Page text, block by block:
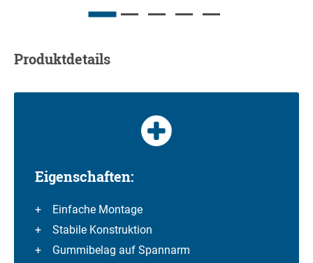
Produktdetails
Eigenschaften:
Einfache Montage
Stabile Konstruktion
Gummibelag auf Spannarm